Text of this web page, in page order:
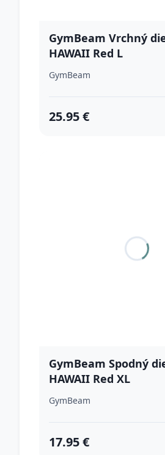
GymBeam Vrchný
HAWAII Red L
GymBeam
25.95 €
GymBeam Spodný
HAWAII Red XL
GymBeam
17.95 €